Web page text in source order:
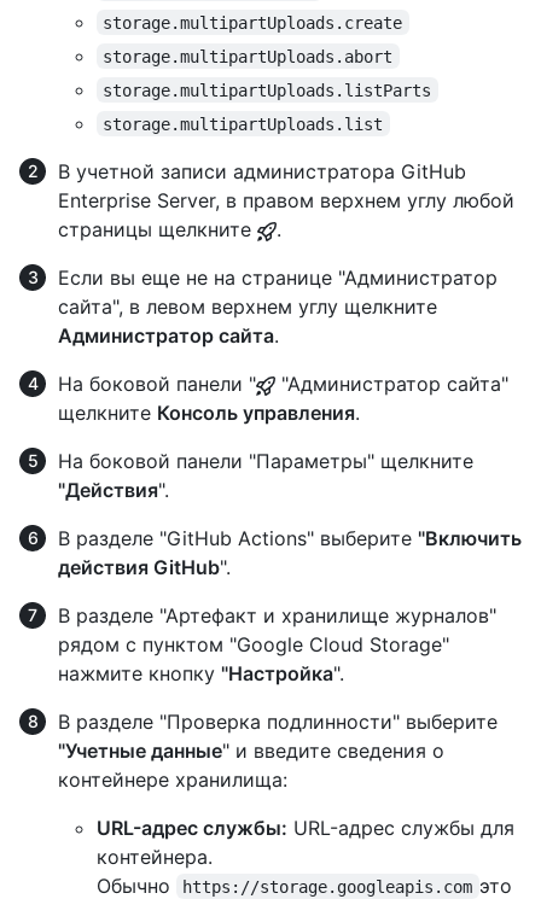
storage.multipartUploads.create
storage.multipartUploads.abort
storage.multipartUploads.listParts
storage.multipartUploads.list
В учетной записи администратора GitHub
Enterprise Server, в правом верхнем углу любой
страницы щелкните
.
Если вы еще не на странице "Администратор
сайта", в левом верхнем углу щелкните
Администратор сайта.
На боковой панели "
"Администратор сайта"
щелкните Консоль управления.
На боковой панели "Параметры" щелкните
"Действия".
В разделе "GitHub Actions" выберите "Включить
действия GitHub".
В разделе "Артефакт и хранилище журналов"
рядом с пунктом "Google Cloud Storage"
нажмите кнопку "Настройка".
В разделе "Проверка подлинности" выберите
"Учетные данные" и введите сведения о
контейнере хранилища:
URL-адрес службы: URL-адрес службы для
контейнера.
Обычно
https://storage.googleapis.com это